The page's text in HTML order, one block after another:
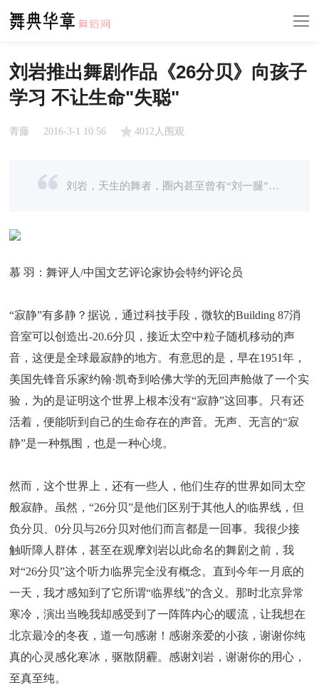
刘岩推出舞剧作品《26分贝》向孩子
学习 不让生命"失聪"
青藤 2016-3-1 10:56 4012人围观
刘岩，天生的舞者，圈内甚至曾有“刘一腿”的美名。
慕 羽：舞评人/中国文艺评论家协会特约评论员
“寂静”有多静？据说，通过科技手段，微软的Building 87消
音室可以创造出-20.6分贝，接近太空中粒子随机移动的声
音，这便是全球最寂静的地方。有意思的是，早在1951年，
美国先锋音乐家约翰·凯奇到哈佛大学的无回声舱做了一个实
验，为的是证明这个世界上根本没有“寂静”这回事。只有还
活着，便能听到自己的生命存在的声音。无声、无言的“寂
静”是一种氛围，也是一种心境。
然而，这个世界上，还有一些人，他们生存的世界如同太空
般寂静。虽然，“26分贝”是他们区别于其他人的临界线，但
负分贝、0分贝与26分贝对他们而言都是一回事。我很少接
触听障人群体，甚至在观摩刘岩以此命名的舞剧之前，我
对“26分贝”这个听力临界完全没有概念。直到今年一月底的
一天，我才感知到了它所谓“临界线”的含义。那时北京异常
寒冷，演出当晚我却感受到了一阵阵内心的暖流，让我想在
北京最冷的冬夜，道一句感谢！感谢亲爱的小孩，谢谢你纯
真的心灵感化寒冰，驱散阴霾。感谢刘岩，谢谢你的用心，
至真至纯。